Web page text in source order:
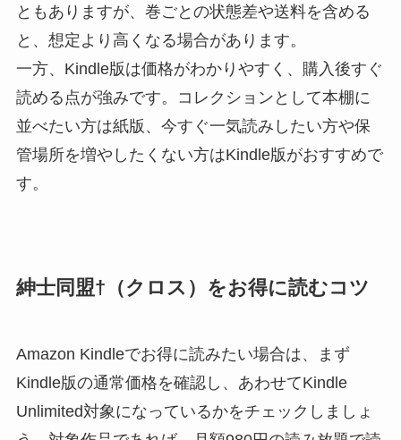
ともありますが、巻ごとの状態差や送料を含める
と、想定より高くなる場合があります。
一方、Kindle版は価格がわかりやすく、購入後すぐ
読める点が強みです。コレクションとして本棚に
並べたい方は紙版、今すぐ一気読みしたい方や保
管場所を増やしたくない方はKindle版がおすすめで
す。
紳士同盟†（クロス）をお得に読むコツ
Amazon Kindleでお得に読みたい場合は、まず
Kindle版の通常価格を確認し、あわせてKindle
Unlimited対象になっているかをチェックしましょ